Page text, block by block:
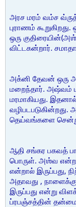
அரச மரம் வம்ச
புராணம்
ஒரு
விட்டகன்றார்.
அக்னி தேவன் ஒரு
மறைந்தார். அஷ்வம்
மரமாகியது.
வழிபடபடுகின்றது.
தெய்வங்களை
ஆதி சங்கர பகவத்
பொருள். அஶ்வ
என்றால் இருப்பது,
அதாவது ,
இருப்பது என்று
ப்ரபஞ்சத்தின் தன்மை